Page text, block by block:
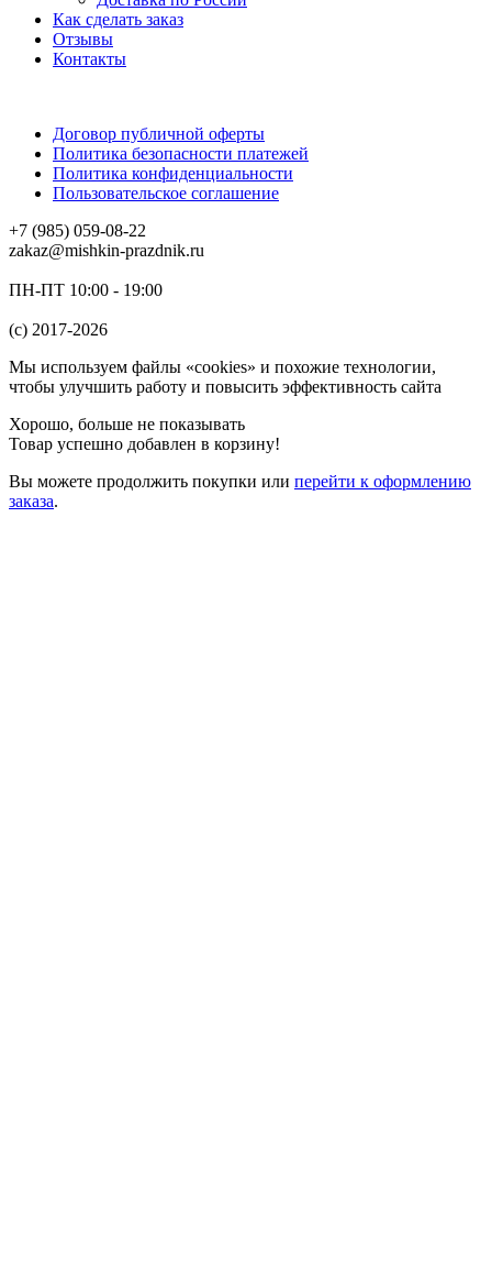
Как сделать заказ
Отзывы
Контакты
Договор публичной оферты
Политика безопасности платежей
Политика конфиденциальности
Пользовательское соглашение
+7 (985) 059-08-22
zakaz@mishkin-prazdnik.ru
ПН-ПТ 10:00 - 19:00
(c) 2017-2026
Мы используем файлы «cookies» и похожие технологии,
чтобы улучшить работу и повысить эффективность сайта
Хорошо, больше не показывать
Товар успешно добавлен в корзину!
Вы можете продолжить покупки или перейти к оформлению
заказа.